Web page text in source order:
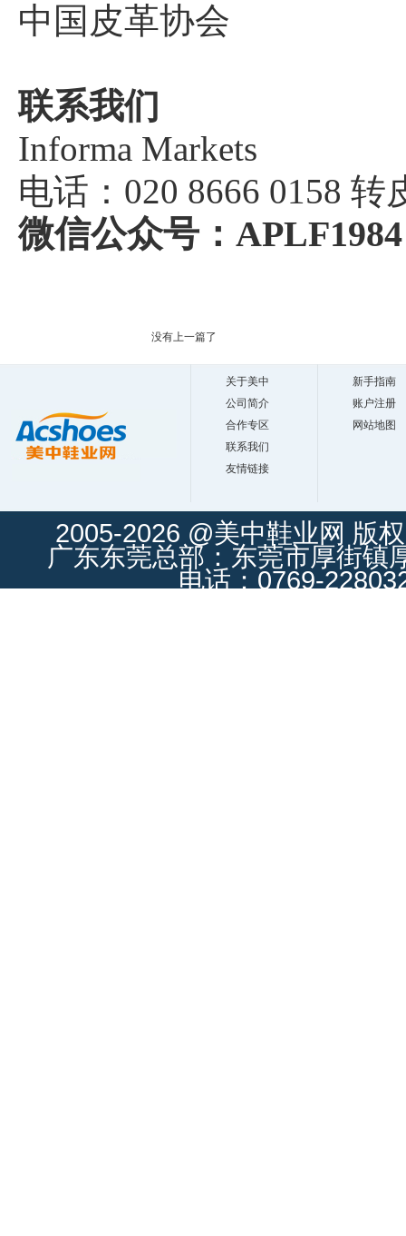
中国皮革协会
联系我们
Informa Markets
电话：020 8666 0158 转
微信公众号：APLF1984
没有上一篇了
关于美中
公司简介
合作专区
联系我们
友情链接
新手指南
账户注册
网站地图
2005-2026 @美中鞋业网 版
广东东莞总部：东莞市厚街镇
电话：0769-